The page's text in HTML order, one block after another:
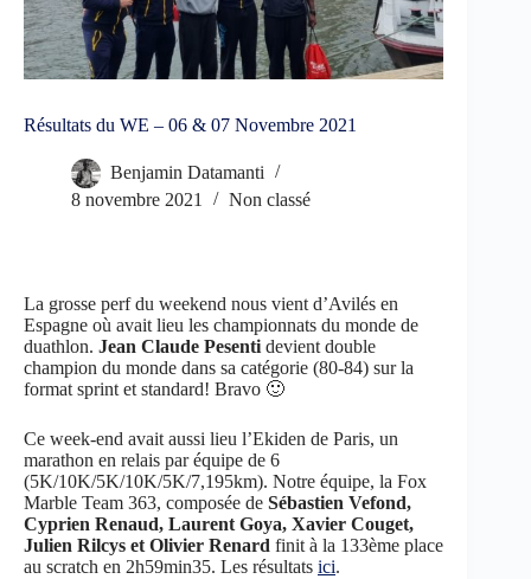
Résultats du WE – 06 & 07 Novembre 2021
Benjamin Datamanti
8 novembre 2021
Non classé
La grosse perf du weekend nous vient d’Avilés en
Espagne où avait lieu les championnats du monde de
duathlon. Jean Claude Pesenti devient double
champion du monde dans sa catégorie (80-84) sur la
format sprint et standard! Bravo 🙂
Ce week-end avait aussi lieu l’Ekiden de Paris, un
marathon en relais par équipe de 6
(5K/10K/5K/10K/5K/7,195km). Notre équipe, la Fox
Marble Team 363, composée de Sébastien Vefond,
Cyprien Renaud, Laurent Goya, Xavier Couget,
Julien Rilcys et Olivier Renard finit à la 133ème place
au scratch en 2h59min35. Les résultats ici.